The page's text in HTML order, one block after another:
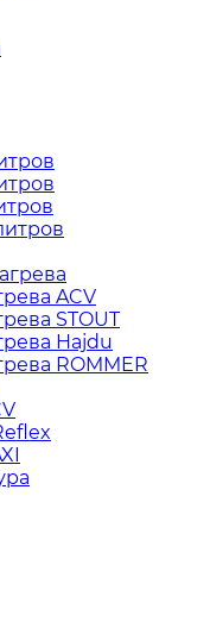
ACV
STOUT
Hajdu
ROMMER